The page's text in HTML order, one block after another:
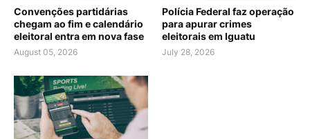
Convenções partidárias
chegam ao fim e calendário
eleitoral entra em nova fase
August 05, 2026
Polícia Federal faz operação
para apurar crimes
eleitorais em Iguatu
July 28, 2026